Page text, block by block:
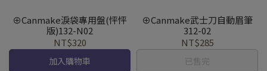
⊕Canmake淚袋專用盤(怦怦
版)132-N02
NT$320
加入購物車
⊕Canmake武士刀自動眉筆
312-02
NT$285
已售完